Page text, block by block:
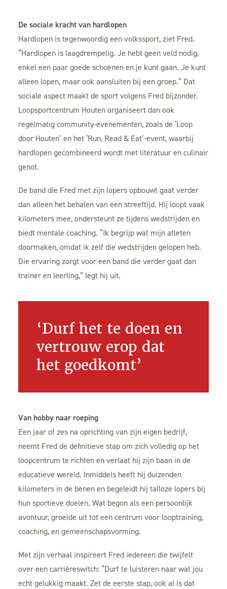
De sociale kracht van hardlopen
Hardlopen is tegenwoordig een volkssport, ziet Fred.
“Hardlopen is laagdrempelig. Je hebt geen veld nodig,
enkel een paar goede schoenen en je kunt gaan. Je kunt
alleen lopen, maar ook aansluiten bij een groep.” Dat
sociale aspect maakt de sport volgens Fred bijzonder.
Loopsportcentrum Houten organiseert dan ook
regelmatig community-evenementen, zoals de ‘Loop
door Houten’ en het ‘Run, Read & Eat’-event, waarbij
hardlopen gecombineerd wordt met literatuur en culinair
genot.
De band die Fred met zijn lopers opbouwt gaat verder
dan alleen het behalen van een streeftijd. Hij loopt vaak
kilometers mee, ondersteunt ze tijdens wedstrijden en
biedt mentale coaching. “Ik begrijp wat mijn atleten
doormaken, omdat ik zelf die wedstrijden gelopen heb.
Die ervaring zorgt voor een band die verder gaat dan
trainer en leerling,” legt hij uit.
‘Durf het te doen en
vertrouw erop dat
het goedkomt’
Van hobby naar roeping
Een jaar of zes na oprichting van zijn eigen bedrijf,
neemt Fred de definitieve stap om zich volledig op het
loopcentrum te richten en verlaat hij zijn baan in de
educatieve wereld. Inmiddels heeft hij duizenden
kilometers in de benen en begeleidt hij talloze lopers bij
hun sportieve doelen. Wat begon als een persoonlijk
avontuur, groeide uit tot een centrum voor looptraining,
coaching, en gemeenschapsvorming.
Met zijn verhaal inspireert Fred iedereen die twijfelt
over een carrièreswitch: “Durf te luisteren naar wat jou
echt gelukkig maakt. Zet de eerste stap, ook al is dat